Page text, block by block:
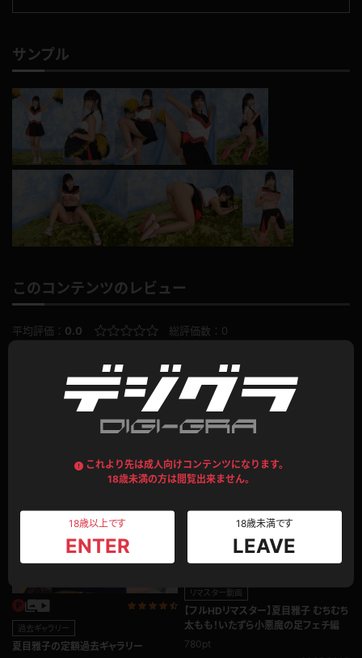
これより先は成人向けコンテンツになります。
18歳未満の方は閲覧出来ません。
18歳以上です
ENTER
18歳未満です
LEAVE
サンプル
このコンテンツのレビュー
平均評価： 0.0 総評価数： 0
レビュー投稿
このモデルの別のコンテンツ
過去ギャラリー
夏目雅子の定額過去ギャラリー
リマスター動画
【フルHDリマスター】夏目雅子 むちむち
太もも！いたずら小悪魔の足フェチ編
780pt